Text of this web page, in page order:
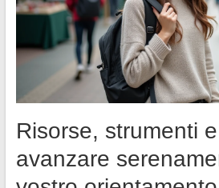
Risorse, strumenti
avanzare